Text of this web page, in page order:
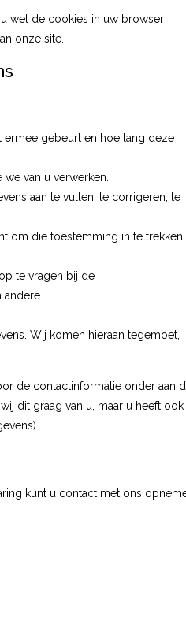
wel de cookies in uw browser
onze site.
ermee gebeurt en hoe lang deze
van u verwerken.
aan te vullen, te corrigeren, te
om die toestemming in te trekken
te vragen bij de
andere
Wij komen hieraan tegemoet,
de contactinformatie onder aan
dit graag van u, maar u heeft ook
kunt u contact met ons